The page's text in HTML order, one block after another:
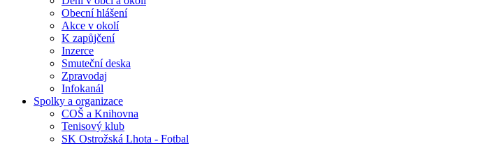
Obecní hlášení
Akce v okolí
K zapůjčení
Inzerce
Smuteční deska
Zpravodaj
Infokanál
Spolky a organizace
COŠ a Knihovna
Tenisový klub
SK Ostrožská Lhota - Fotbal